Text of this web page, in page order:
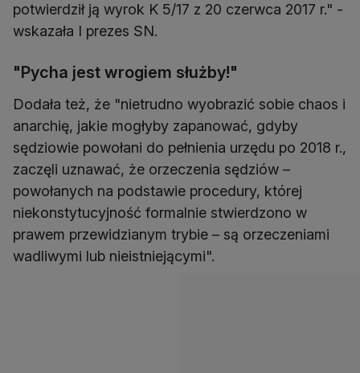
potwierdził ją wyrok K 5/17 z 20 czerwca 2017 r." -
wskazała I prezes SN.
"Pycha jest wrogiem służby!"
Dodała też, że "nietrudno wyobrazić sobie chaos i
anarchię, jakie mogłyby zapanować, gdyby
sędziowie powołani do pełnienia urzędu po 2018 r.,
zaczęli uznawać, że orzeczenia sędziów –
powołanych na podstawie procedury, której
niekonstytucyjność formalnie stwierdzono w
prawem przewidzianym trybie – są orzeczeniami
wadliwymi lub nieistniejącymi".